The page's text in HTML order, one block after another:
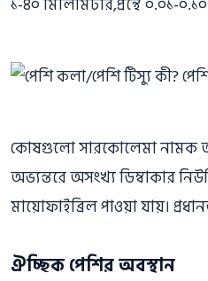
কোষগুলাে সারকোলেমা নামক
অভ্যন্তরে অসংখ্য ডিম্বাকার
মায়ােফাইব্রিল পাওয়া যায়।
ঐচ্ছিক পেশির অবস্থান